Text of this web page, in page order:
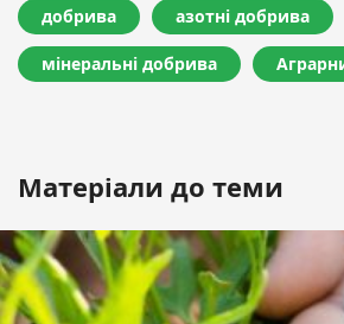
добрива азотні добрива
мінеральні добрива
Матеріали до теми